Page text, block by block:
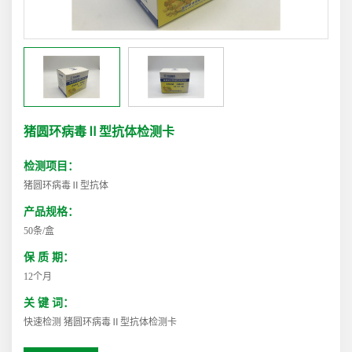
猪圆环病毒Ⅱ型抗体检测卡
检测项目：
猪圆环病毒Ⅱ型抗体
产品规格：
50条/盒
保 质 期：
12个月
关 键 词：
快速检测 猪圆环病毒Ⅱ型抗体检测卡